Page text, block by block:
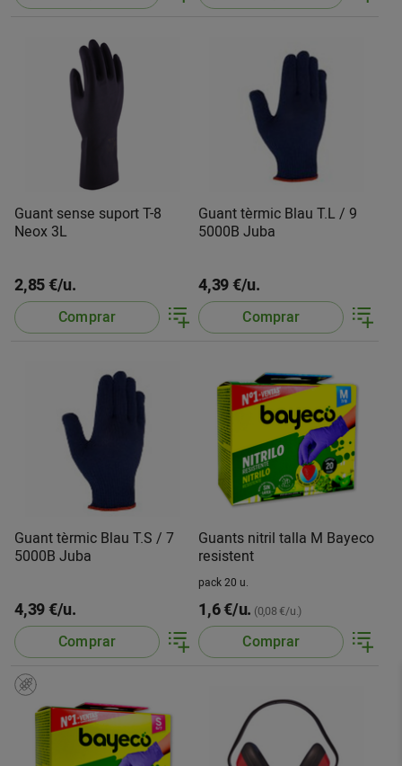
Guant sense suport T-8
Neox 3L
2,85 €/u.
Comprar
Guant tèrmic Blau T.L / 9
5000B Juba
4,39 €/u.
Comprar
Guant tèrmic Blau T.S / 7
5000B Juba
4,39 €/u.
Comprar
Guants nitril talla M Bayeco
resistent
pack 20 u.
1,6 €/u. (0,08 €/u.)
Comprar